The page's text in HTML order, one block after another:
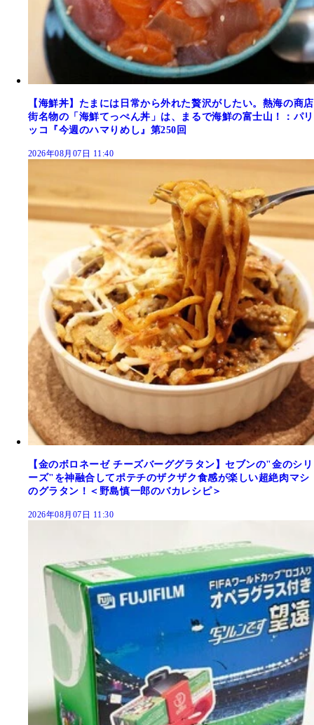
【海鮮丼】たまには日常から外れた贅沢がしたい。熱海の商店
街名物の「海鮮てっぺん丼」は、まるで海鮮の富士山！：パリ
ッコ『今週のハマりめし』第250回
2026年08月07日 11:40
【金のボロネーゼ チーズバーググラタン】セブンの"金のシリ
ーズ"を神融合してポテチのザクザク食感が楽しい超絶肉マシ
のグラタン！＜野島慎一郎のバカレシピ＞
2026年08月07日 11:30